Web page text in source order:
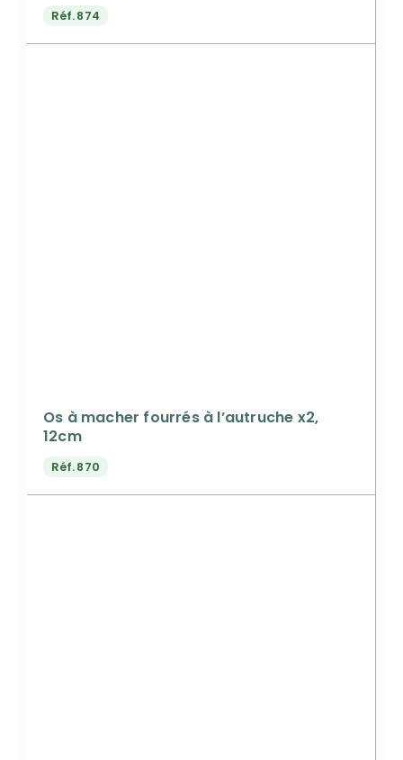
Réf.874
Os à macher fourrés à l’autruche x2,
12cm
Réf.870